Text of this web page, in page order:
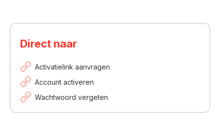
Direct naar
Activatielink aanvragen
Account activeren
Wachtwoord vergeten